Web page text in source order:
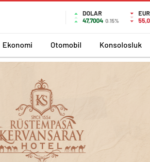
DOLAR
47,7004 0.15%
Ekonomi Otomobil Konsolosluk